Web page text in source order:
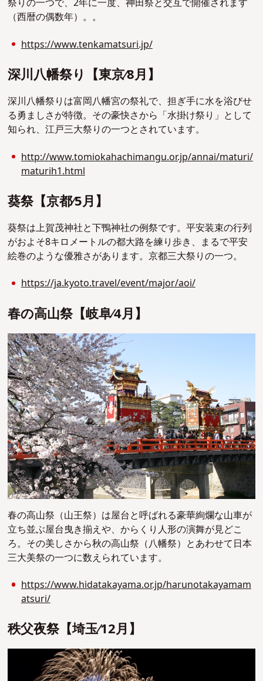
祭りの一つで、2年に一度、神田祭と交互で開催されます
（西暦の偶数年）。。
https://www.tenkamatsuri.jp/
深川⼋幡祭り【東京∕8⽉】
深川⼋幡祭りは富岡八幡宮の祭礼で、担ぎ手に水を浴びせ
る勇ましさが特徴。その豪快さから「水掛け祭り」として
知られ、江戸三大祭りの一つとされています。
http://www.tomiokahachimangu.or.jp/annai/maturi/
maturih1.html
葵祭【京都∕5⽉】
葵祭は上賀茂神社と下鴨神社の例祭です。平安装束の行列
がおよそ8キロメートルの都大路を練り歩き、まるで平安
絵巻のような優雅さがあります。京都三大祭りの一つ。
https://ja.kyoto.travel/event/major/aoi/
春の⾼⼭祭【岐⾩∕4⽉】
春の高山祭（山王祭）は屋台と呼ばれる豪華絢爛な山車が
立ち並ぶ屋台曳き揃えや、からくり人形の演舞が見どこ
ろ。その美しさから秋の高山祭（八幡祭）とあわせて日本
三大美祭の一つに数えられています。
https://www.hidatakayama.or.jp/harunotakayamam
atsuri/
秩⽗夜祭【埼⽟∕12⽉】